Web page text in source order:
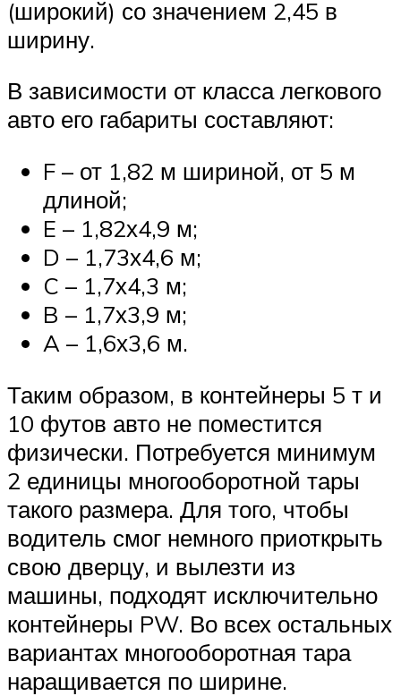
(широкий) со значением 2,45 в
ширину.
В зависимости от класса легкового
авто его габариты составляют:
F – от 1,82 м шириной, от 5 м
длиной;
E – 1,82х4,9 м;
D – 1,73х4,6 м;
C – 1,7х4,3 м;
B – 1,7х3,9 м;
A – 1,6х3,6 м.
Таким образом, в контейнеры 5 т и
10 футов авто не поместится
физически. Потребуется минимум
2 единицы многооборотной тары
такого размера. Для того, чтобы
водитель смог немного приоткрыть
свою дверцу, и вылезти из
машины, подходят исключительно
контейнеры PW. Во всех остальных
вариантах многооборотная тара
наращивается по ширине.